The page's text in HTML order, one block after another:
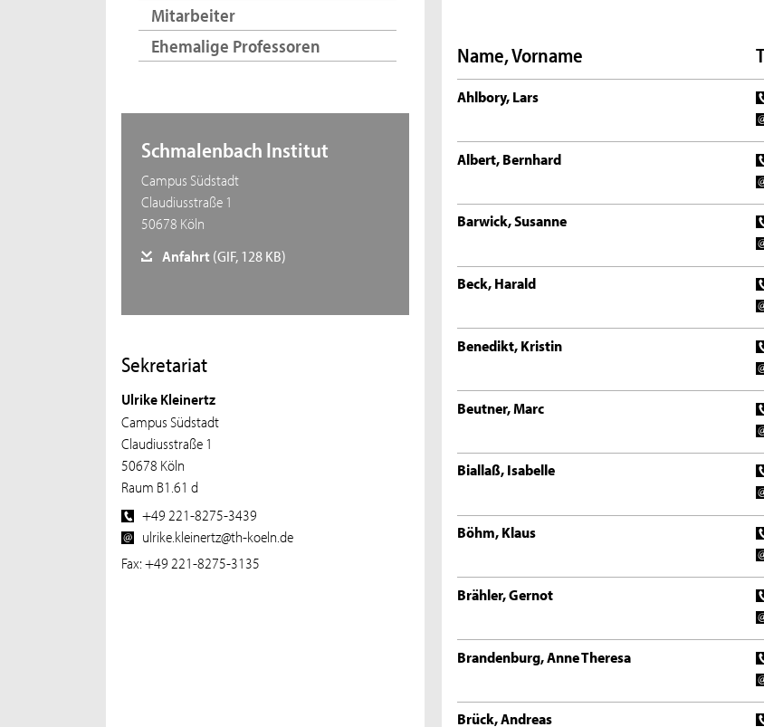
Mitarbeiter
Ehemalige Professoren
Schmalenbach Institut
Campus Südstadt
Claudiusstraße 1
50678 Köln
Anfahrt(GIF, 128 KB)
Sekretariat
Ulrike Kleinertz
Campus Südstadt
Claudiusstraße 1
50678 Köln
Raum B1.61 d
+49 221-8275-3439
ulrike.kleinertz@th-koeln.de
Fax: +49 221-8275-3135
Name, Vorname
Ahlbory, Lars
Albert, Bernhard
Barwick, Susanne
Beck, Harald
Benedikt, Kristin
Beutner, Marc
Biallaß, Isabelle
Böhm, Klaus
Brähler, Gernot
Brandenburg, Anne Theresa
Brück, Andreas